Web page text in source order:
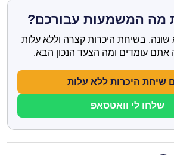
מה המשמעות עבורכם?
שונה. בשיחת היכרות קצרה וללא עלות
אתם עומדים ומה הצעד הנכון הבא.
שיחת היכרות ללא עלות
שלחו לי וואטסאפ